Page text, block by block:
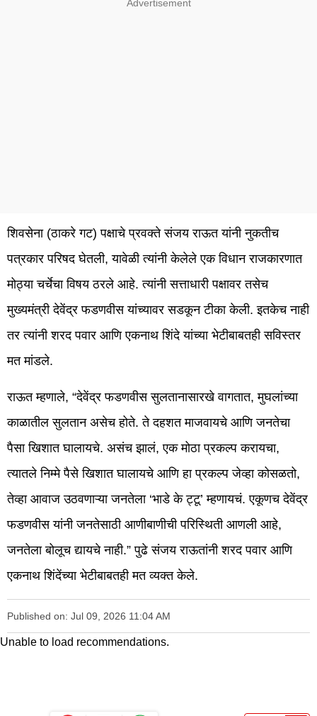
शिवसेना (ठाकरे गट) पक्षाचे प्रवक्ते संजय राऊत यांनी नुकतीच
पत्रकार परिषद घेतली, यावेळी त्यांनी केलेले एक विधान राजकारणात
मोठ्या चर्चेचा विषय ठरले आहे. त्यांनी सत्ताधारी पक्षावर तसेच
मुख्यमंत्री देवेंद्र फडणवीस यांच्यावर सडकून टीका केली. इतकेच नाही
तर त्यांनी शरद पवार आणि एकनाथ शिंदे यांच्या भेटीबाबतही सविस्तर
मत मांडले.
राऊत म्हणाले, “देवेंद्र फडणवीस सुलतानासारखे वागतात, मुघलांच्या
काळातील सुलतान असेच होते. ते दहशत माजवायचे आणि जनतेचा
पैसा खिशात घालायचे. असंच झालं, एक मोठा प्रकल्प करायचा,
त्यातले निम्मे पैसे खिशात घालायचे आणि हा प्रकल्प जेव्हा कोसळतो,
तेव्हा आवाज उठवणाऱ्या जनतेला ‘भाडे के ट्टू’ म्हणायचं. एकूणच देवेंद्र
फडणवीस यांनी जनतेसाठी आणीबाणीची परिस्थिती आणली आहे,
जनतेला बोलूच द्यायचे नाही.” पुढे संजय राऊतांनी शरद पवार आणि
एकनाथ शिंदेंच्या भेटीबाबतही मत व्यक्त केले.
Published on: Jul 09, 2026 11:04 AM
Unable to load recommendations.